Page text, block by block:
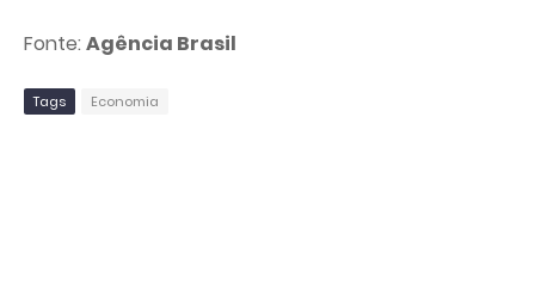
Fonte: Agência Brasil
Tags Economia